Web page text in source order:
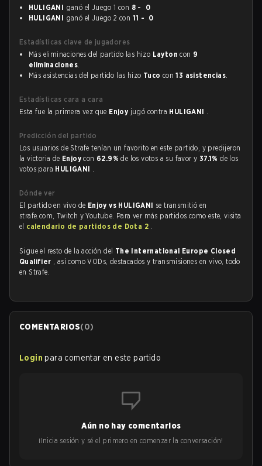
HULIGANI ganó el Juego 1 con 8 - 0
HULIGANI ganó el Juego 2 con 11 - 0
Estadísticas clave de jugadores
Más eliminaciones del partido las hizo Layton con 9
eliminaciones.
Más asistencias del partido las hizo Tuco con13 asistencias.
Estadísticas cara a cara
Esta fue la primera vez que Enjoy jugó contra HULIGANI .
Predicción del partido
Los usuarios de Strafe tenían un favorito en este partido, y predijeron
la victoria de Enjoycon 62.9%de los votos a su favor y 37.1%de los
votos para HULIGANI .
Dónde ver
El partido en vivo de Enjoy vs HULIGANI se transmitió en
strafe.com, Twitch y Youtube. Para ver más partidos como este, visita
el calendario de partidos de Dota 2 .
Sigue el resto de la acción del The International Europe Closed
Qualifier , así como VODs, destacados y transmisiones en vivo, todo
en Strafe.
COMENTARIOS(0)
Login para comentar en este partido
Aún no hay comentarios
¡Inicia sesión y sé el primero en comenzar la conversación!